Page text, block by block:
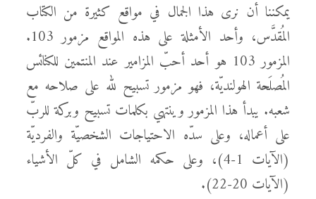
يمكننا أن نرى هذا الجمال في مواقع كثيرة من الكتاب
المُقدَّس، وأحد الأمثلة على هذه المواقع مزمور 103.
المزمور 103 هو أحد أحبّ المزامير عند المنتمين للكنائس
المُصلَحة الهولنديّة، فهو مزمور تسبيح لله على صلاحه مع
شعبه. يبدأ هذا المزمور وينتهي بكلمات تسبيح وبركة للربّ
على أعماله، وعلى سدّه الاحتياجات الشخصيّة والفرديّة
(الآيات 1-4)، وعلى حكمه الشامل في كلّ الأشياء
(الآيات 20-22).